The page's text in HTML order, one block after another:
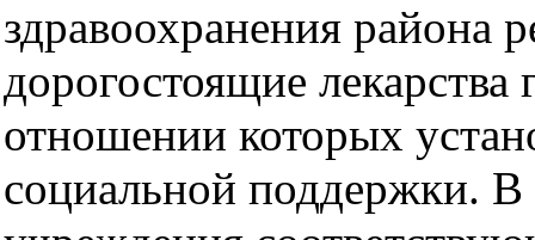
здравоохранения района
дорогостоящие лекарства
отношении которых
социальной поддержки. В